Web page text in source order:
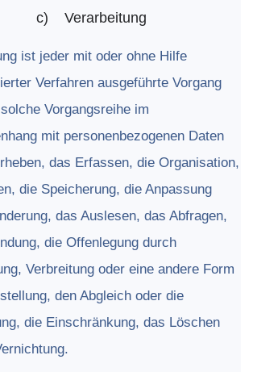
c) Verarbeitung
ist jeder mit oder ohne Hilfe
Verfahren ausgeführte Vorgang
Vorgangsreihe im
mit personenbezogenen Daten
das Erfassen, die Organisation,
die Speicherung, die Anpassung
das Auslesen, das Abfragen,
die Offenlegung durch
Verbreitung oder eine andere Form
den Abgleich oder die
die Einschränkung, das Löschen